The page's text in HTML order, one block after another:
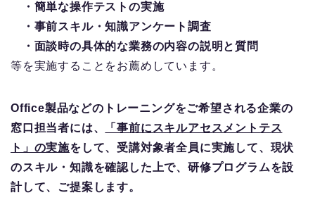
・簡単な操作テストの実施
・事前スキル・知識アンケート調査
・面談時の具体的な業務の内容の説明と質問
等を実施することをお薦めしています。
Office製品などのトレーニングをご希望される企業の
窓口担当者には、
「事前にスキルアセスメントテス
ト」の実施をして、受講対象者全員に実施して、現状
のスキル・知識を確認した上で、研修プログラムを設
計して、ご提案します。